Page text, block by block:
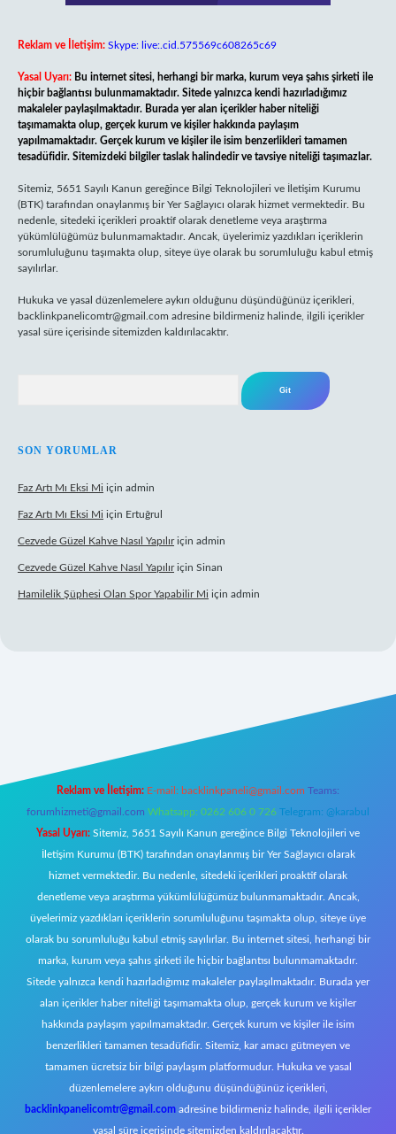
Reklam ve İletişim: Skype: live:.cid.575569c608265c69
Yasal Uyarı: Bu internet sitesi, herhangi bir marka, kurum veya şahıs şirketi ile
hiçbir bağlantısı bulunmamaktadır. Sitede yalnızca kendi hazırladığımız
makaleler paylaşılmaktadır. Burada yer alan içerikler haber niteliği
taşımamakta olup, gerçek kurum ve kişiler hakkında paylaşım
yapılmamaktadır. Gerçek kurum ve kişiler ile isim benzerlikleri tamamen
tesadüfidir. Sitemizdeki bilgiler taslak halindedir ve tavsiye niteliği taşımazlar.
Sitemiz, 5651 Sayılı Kanun gereğince Bilgi Teknolojileri ve İletişim Kurumu
(BTK) tarafından onaylanmış bir Yer Sağlayıcı olarak hizmet vermektedir. Bu
nedenle, sitedeki içerikleri proaktif olarak denetleme veya araştırma
yükümlülüğümüz bulunmamaktadır. Ancak, üyelerimiz yazdıkları içeriklerin
sorumluluğunu taşımakta olup, siteye üye olarak bu sorumluluğu kabul etmiş
sayılırlar.
Hukuka ve yasal düzenlemelere aykırı olduğunu düşündüğünüz içerikleri,
backlinkpanelicomtr@gmail.com adresine bildirmeniz halinde, ilgili içerikler
yasal süre içerisinde sitemizden kaldırılacaktır.
SON YORUMLAR
Faz Artı Mı Eksi Mi için admin
Faz Artı Mı Eksi Mi için Ertuğrul
Cezvede Güzel Kahve Nasıl Yapılıriçin admin
Cezvede Güzel Kahve Nasıl Yapılıriçin Sinan
Hamilelik Şüphesi Olan Spor Yapabilir Mi için admin
Reklam ve İletişim: E-mail: backlinkpaneli@gmail.com Teams:
forumhizmeti@gmail.com Whatsapp: 0262 606 0 726 Telegram: @karabul
Yasal Uyarı: Sitemiz, 5651 Sayılı Kanun gereğince Bilgi Teknolojileri ve
İletişim Kurumu (BTK) tarafından onaylanmış bir Yer Sağlayıcı olarak
hizmet vermektedir. Bu nedenle, sitedeki içerikleri proaktif olarak
denetleme veya araştırma yükümlülüğümüz bulunmamaktadır. Ancak,
üyelerimiz yazdıkları içeriklerin sorumluluğunu taşımakta olup, siteye üye
olarak bu sorumluluğu kabul etmiş sayılırlar. Bu internet sitesi, herhangi bir
marka, kurum veya şahıs şirketi ile hiçbir bağlantısı bulunmamaktadır.
Sitede yalnızca kendi hazırladığımız makaleler paylaşılmaktadır. Burada yer
alan içerikler haber niteliği taşımamakta olup, gerçek kurum ve kişiler
hakkında paylaşım yapılmamaktadır. Gerçek kurum ve kişiler ile isim
benzerlikleri tamamen tesadüfidir. Sitemiz, kar amacı gütmeyen ve
tamamen ücretsiz bir bilgi paylaşım platformudur. Hukuka ve yasal
düzenlemelere aykırı olduğunu düşündüğünüz içerikleri,
backlinkpanelicomtr@gmail.com adresine bildirmeniz halinde, ilgili içerikler
yasal süre içerisinde sitemizden kaldırılacaktır.